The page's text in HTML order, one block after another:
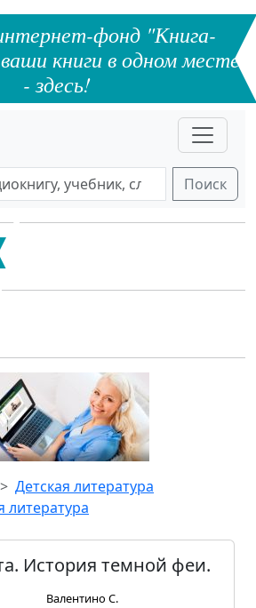
фонд "Книга-
книги в одном месте
- здесь!
Поиск
Детская литература
литература
История темной феи.
Валентино С.